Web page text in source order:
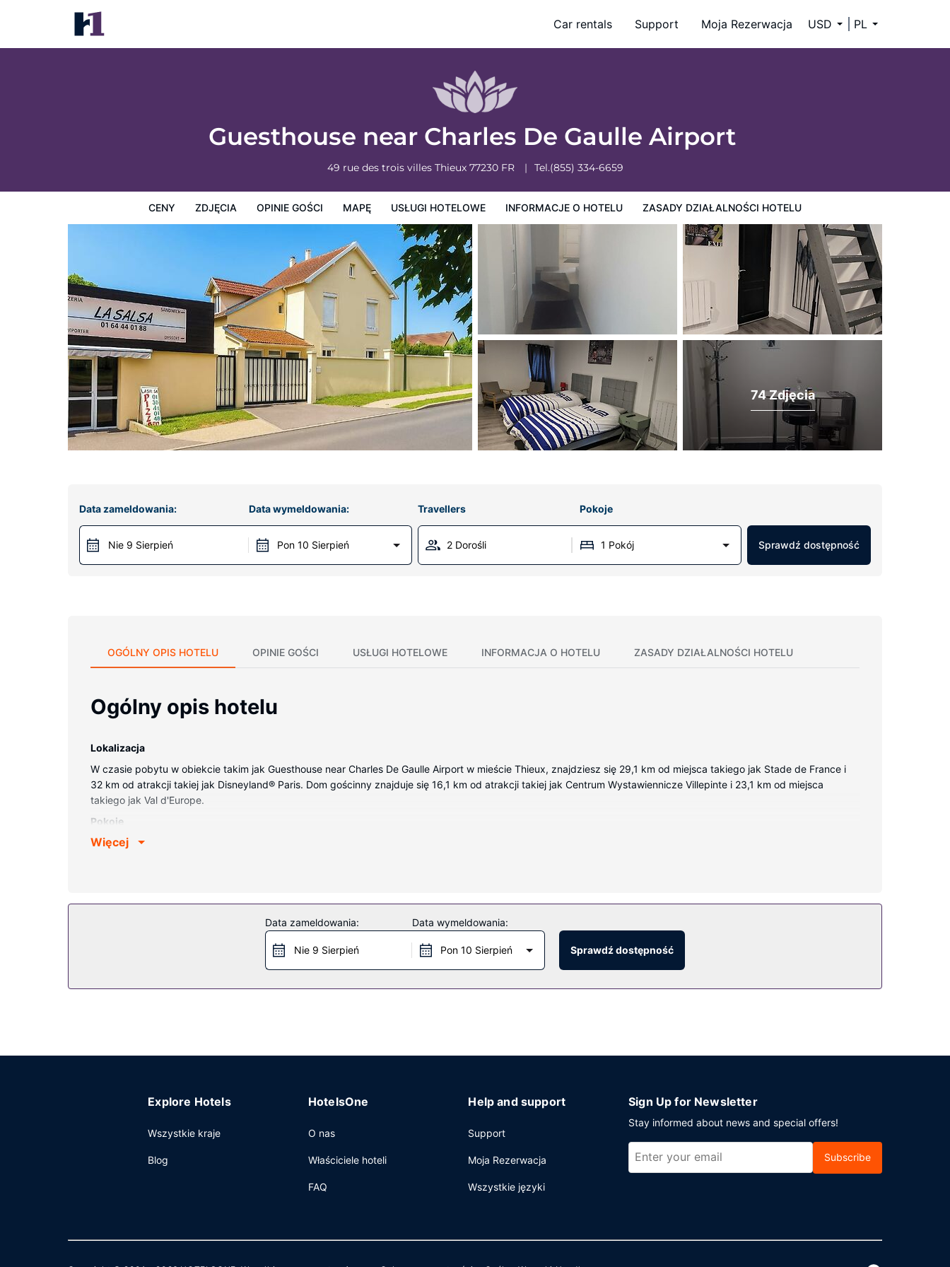
Car rentals Support Moja Rezerwacja USD PL
Guesthouse near Charles De Gaulle Airport
49 rue des trois villes Thieux 77230 FR Tel.(855) 334-6659
CENY ZDJĘCIA OPINIE GOŚCI MAPĘ USŁUGI HOTELOWE INFORMACJE O HOTELU ZASADY DZIAŁALNOŚCI HOTELU
Guesthouse near Charles De Gaulle Airport
Ceny Zdjęcia Zasady działalności hotelu
74 Zdjęcia
Data zameldowania:
Nie 9 Sierpień
Data wymeldowania:
Pon 10 Sierpień
Travellers Pokoje
2 Dorośli 1 Pokój Sprawdź dostępność
OGÓLNY OPIS HOTELU OPINIE GOŚCI USŁUGI HOTELOWE INFORMACJA O HOTELU ZASADY DZIAŁALNOŚCI HOTELU
Ogólny opis hotelu
Lokalizacja
W czasie pobytu w obiekcie takim jak Guesthouse near Charles De Gaulle Airport w mieście Thieux, znajdziesz się 29,1 km od miejsca takiego jak Stade de France i
32 km od atrakcji takiej jak Disneyland® Paris. Dom gościnny znajduje się 16,1 km od atrakcji takiej jak Centrum Wystawiennicze Villepinte i 23,1 km od miejsca
takiego jak Val d'Europe.
Pokoje
Poczuj się jak w domu w 3 pokojach, których wyposażenie to telewizor płaskoekranowy. Rozrywkę zapewni telewizja satelitarna. Wyposażenie łazienki: prysznic.
Apetyt gości obiektu Guesthouse near Charles De Gaulle Airport zaspokoi restauracja.
Więcej
Data zameldowania:
Nie 9 Sierpień
Data wymeldowania:
Pon 10 Sierpień Sprawdź dostępność
Explore Hotels
Wszystkie kraje
Blog
HotelsOne
O nas
Właściciele hoteli
FAQ
Help and support
Support
Moja Rezerwacja
Wszystkie języki
Sign Up for Newsletter
Stay informed about news and special offers!
Subscribe